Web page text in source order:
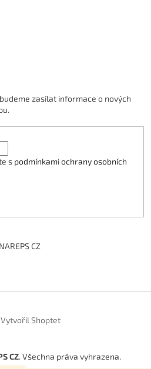
zasílat informace o nových
s podmínkami ochrany osobních
NAREPS CZ
Vytvořil Shoptet
CZ. Všechna práva vyhrazena.